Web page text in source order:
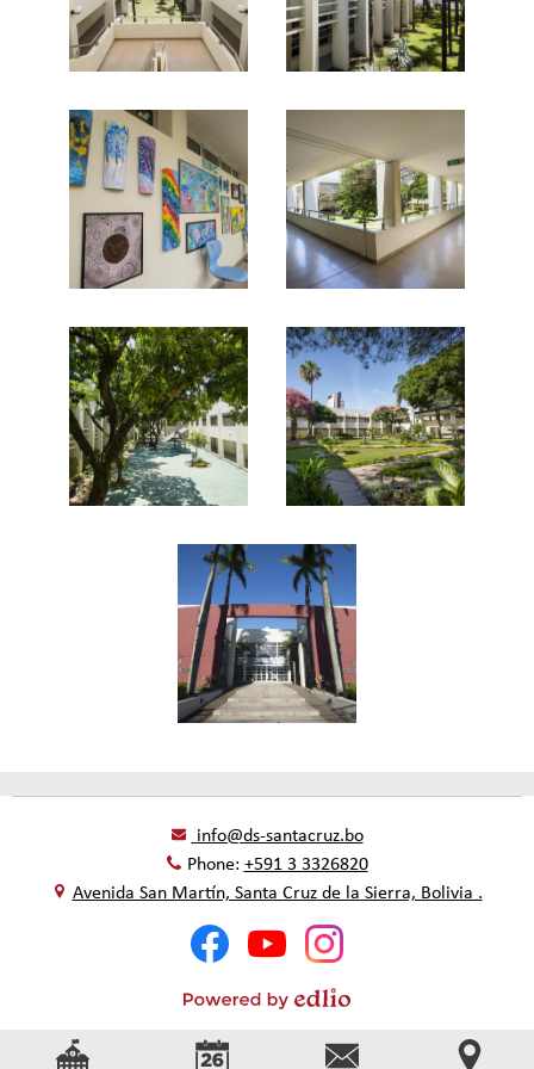
info@ds-santacruz.bo
Phone: +591 3 3326820
Avenida San Martín, Santa Cruz de la Sierra, Bolivia .
Social
Media
Footer
FacebookYouTubeInstagram
by